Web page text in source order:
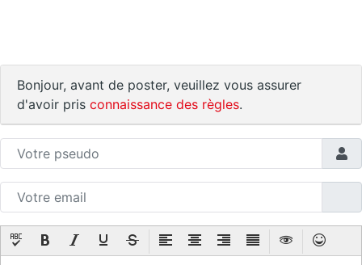
Bonjour, avant de poster, veuillez vous assurer
d'avoir pris connaissance des règles.